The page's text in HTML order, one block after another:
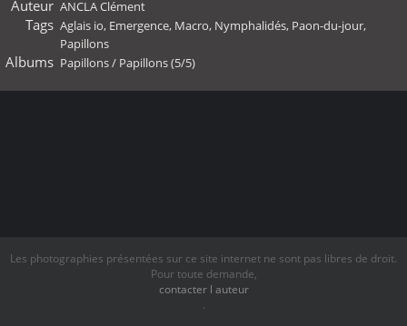
Auteur ANCLA Clément
Tags Aglais io, Emergence, Macro, Nymphalidés, Paon-du-jour,
Papillons
Albums Papillons/ Papillons (5/5)
Les photographies présentées sur ce site internet ne sont pas libres de droit.
Pour toute demande,
contacter l auteur
.